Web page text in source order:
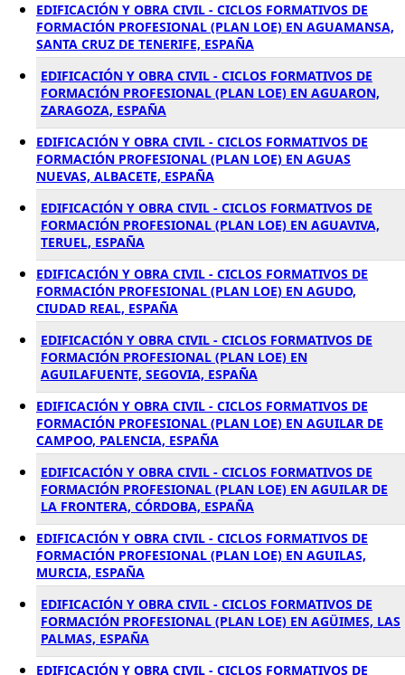
EDIFICACIÓN Y OBRA CIVIL - CICLOS FORMATIVOS DE
FORMACIÓN PROFESIONAL (PLAN LOE) EN AGUAMANSA,
SANTA CRUZ DE TENERIFE, ESPAÑA
EDIFICACIÓN Y OBRA CIVIL - CICLOS FORMATIVOS DE
FORMACIÓN PROFESIONAL (PLAN LOE) EN AGUARON,
ZARAGOZA, ESPAÑA
EDIFICACIÓN Y OBRA CIVIL - CICLOS FORMATIVOS DE
FORMACIÓN PROFESIONAL (PLAN LOE) EN AGUAS
NUEVAS, ALBACETE, ESPAÑA
EDIFICACIÓN Y OBRA CIVIL - CICLOS FORMATIVOS DE
FORMACIÓN PROFESIONAL (PLAN LOE) EN AGUAVIVA,
TERUEL, ESPAÑA
EDIFICACIÓN Y OBRA CIVIL - CICLOS FORMATIVOS DE
FORMACIÓN PROFESIONAL (PLAN LOE) EN AGUDO,
CIUDAD REAL, ESPAÑA
EDIFICACIÓN Y OBRA CIVIL - CICLOS FORMATIVOS DE
FORMACIÓN PROFESIONAL (PLAN LOE) EN
AGUILAFUENTE, SEGOVIA, ESPAÑA
EDIFICACIÓN Y OBRA CIVIL - CICLOS FORMATIVOS DE
FORMACIÓN PROFESIONAL (PLAN LOE) EN AGUILAR DE
CAMPOO, PALENCIA, ESPAÑA
EDIFICACIÓN Y OBRA CIVIL - CICLOS FORMATIVOS DE
FORMACIÓN PROFESIONAL (PLAN LOE) EN AGUILAR DE
LA FRONTERA, CÓRDOBA, ESPAÑA
EDIFICACIÓN Y OBRA CIVIL - CICLOS FORMATIVOS DE
FORMACIÓN PROFESIONAL (PLAN LOE) EN AGUILAS,
MURCIA, ESPAÑA
EDIFICACIÓN Y OBRA CIVIL - CICLOS FORMATIVOS DE
FORMACIÓN PROFESIONAL (PLAN LOE) EN AGÜIMES, LAS
PALMAS, ESPAÑA
EDIFICACIÓN Y OBRA CIVIL - CICLOS FORMATIVOS DE